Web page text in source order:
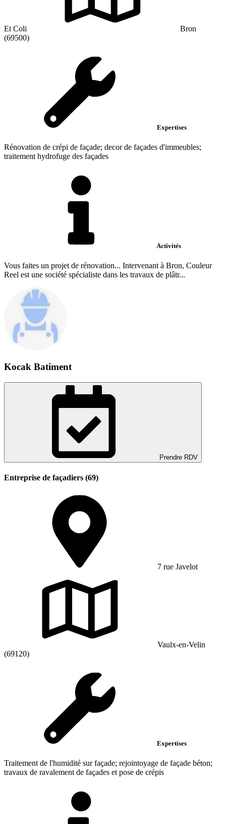
Et Coli
Bron
(69500)
Expertises
Rénovation de crépi de façade; decor de façades d'immeubles;
traitement hydrofuge des façades
Activités
Vous faites un projet de rénovation... Intervenant à Bron, Couleur
Reel est une société spécialiste dans les travaux de plâtr...
Kocak Batiment
Prendre RDV
Entreprise de façadiers (69)
7 rue Javelot
Vaulx-en-Velin
(69120)
Expertises
Traitement de l'humidité sur façade; rejointoyage de façade béton;
travaux de ravalement de façades et pose de crépis